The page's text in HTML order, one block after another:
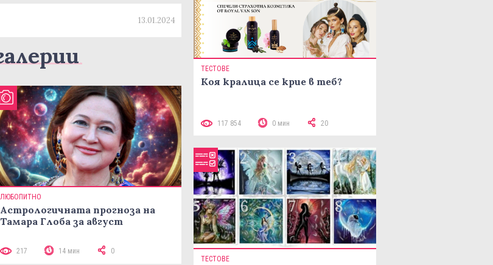
13.01.2024
ЛЮБОПИТНО
Астрологичната прогноза на
Тамара Глоба за август
217 14 мин 0
ТЕСТОВЕ
Коя кралица се крие в теб?
117 854 0 мин 20
ТЕСТОВЕ